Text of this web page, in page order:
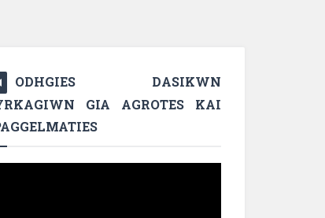
ODHGIES DASIKWN
GIA AGROTES KAI